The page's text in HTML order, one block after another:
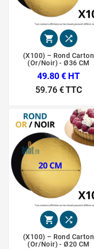
 
(X100) – Rond Carton
(Or/Noir) - Ø36 CM
49.80 € HT
59.76 €TTC
 
(X100) – Rond Carton
(Or/Noir) - Ø20 CM